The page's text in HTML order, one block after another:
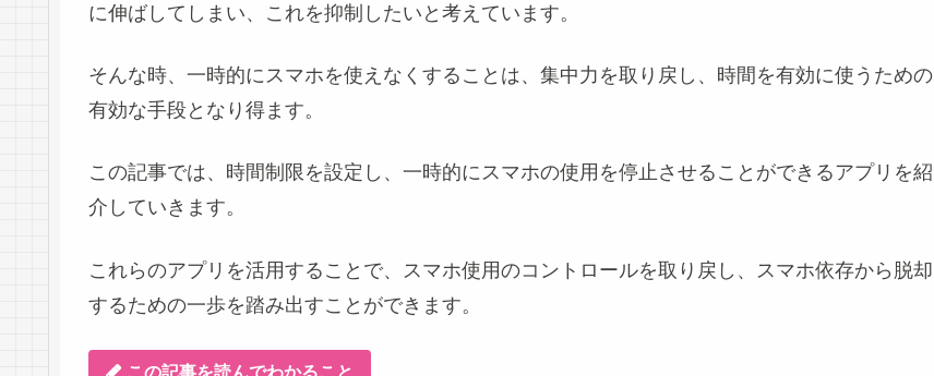
に伸ばしてしまい、これを抑制したいと考えています。
そんな時、一時的にスマホを使えなくすることは、集中力を取り戻し、時間を有効に使うための
有効な手段となり得ます。
この記事では、時間制限を設定し、一時的にスマホの使用を停止させることができるアプリを紹
介していきます。
これらのアプリを活用することで、スマホ使用のコントロールを取り戻し、スマホ依存から脱却
するための一歩を踏み出すことができます。
この記事を読んでわかること